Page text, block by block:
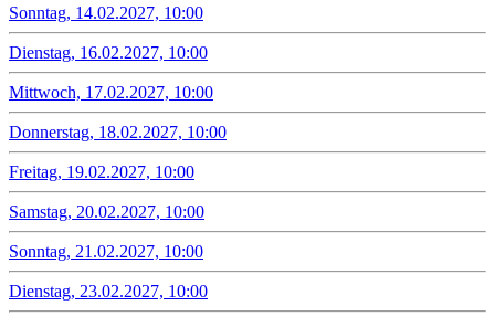
Sonntag, 14.02.2027, 10:00
Dienstag, 16.02.2027, 10:00
Mittwoch, 17.02.2027, 10:00
Donnerstag, 18.02.2027, 10:00
Freitag, 19.02.2027, 10:00
Samstag, 20.02.2027, 10:00
Sonntag, 21.02.2027, 10:00
Dienstag, 23.02.2027, 10:00